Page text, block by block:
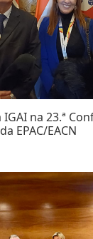
na 23.ª
EPAC/EACN